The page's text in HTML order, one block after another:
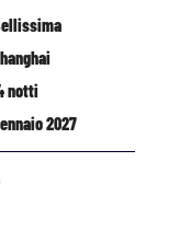
notti
2027